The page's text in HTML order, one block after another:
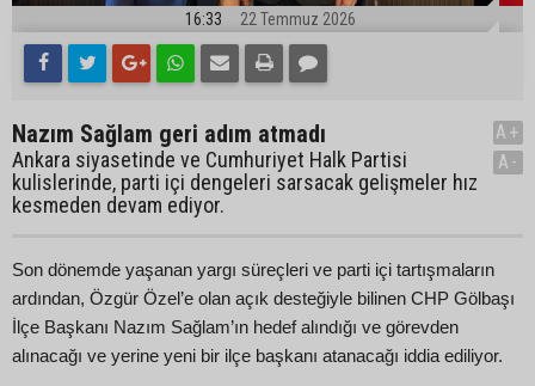
16:33 22 Temmuz 2026
Nazım Sağlam geri adım atmadı
Ankara siyasetinde ve Cumhuriyet Halk Partisi
kulislerinde, parti içi dengeleri sarsacak gelişmeler hız
kesmeden devam ediyor.
A+
A-
Son dönemde yaşanan yargı süreçleri ve parti içi tartışmaların
ardından, Özgür Özel’e olan açık desteğiyle bilinen CHP Gölbaşı
İlçe Başkanı Nazım Sağlam’ın hedef alındığı ve görevden
alınacağı ve yerine yeni bir ilçe başkanı atanacağı iddia ediliyor.